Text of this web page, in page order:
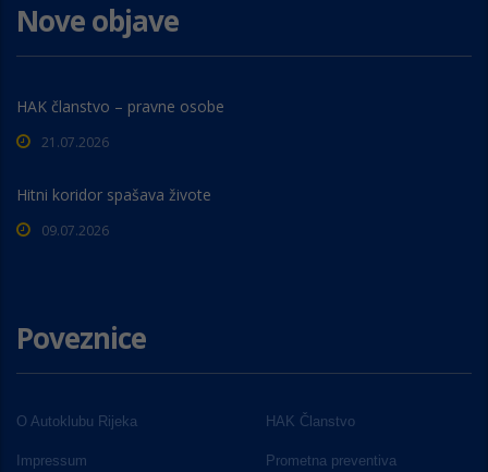
Nove objave
HAK članstvo – pravne osobe
21.07.2026
Hitni koridor spašava živote
09.07.2026
Poveznice
O Autoklubu Rijeka HAK Članstvo
Impressum Prometna preventiva